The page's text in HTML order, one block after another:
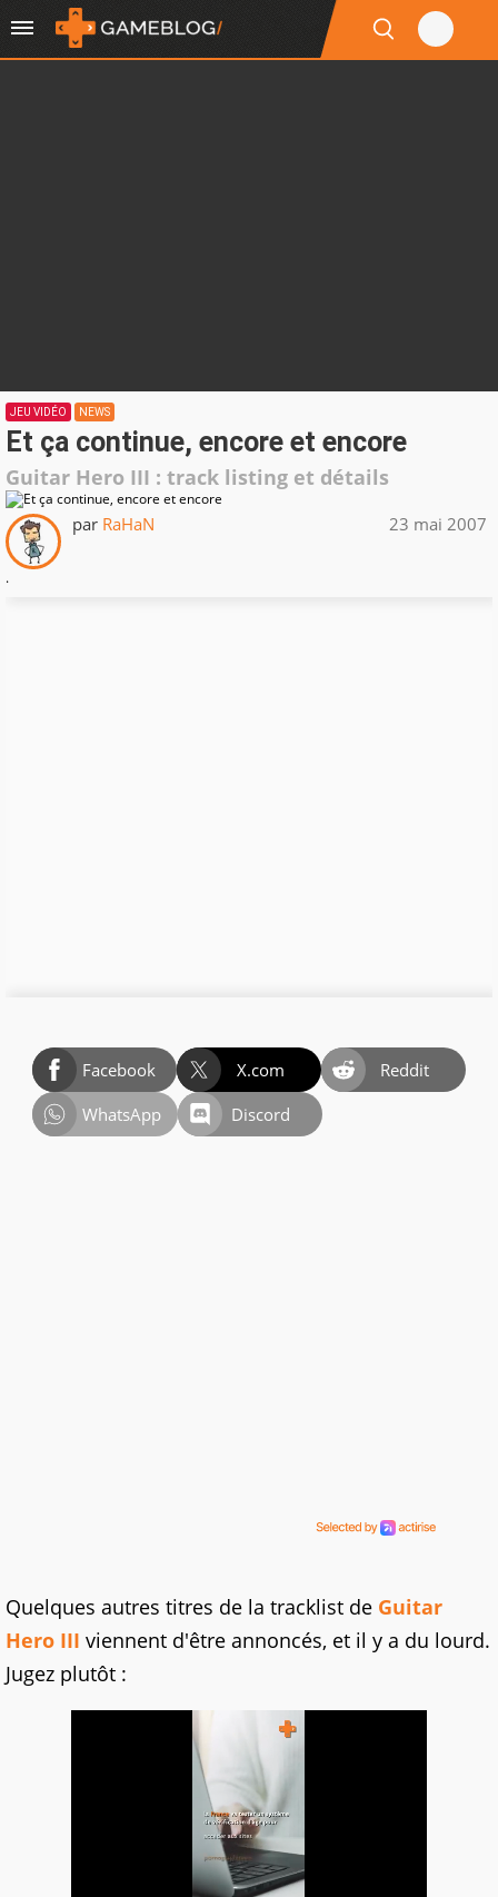
JEU VIDÉO NEWS
Et ça continue, encore et encore
Guitar Hero III : track listing et détails
par RaHaN 23 mai 2007
.
Facebook X.com
Reddit
WhatsApp
Discord
Quelques autres titres de la tracklist de Guitar
Hero III viennent d'être annoncés, et il y a du lourd.
Jugez plutôt :